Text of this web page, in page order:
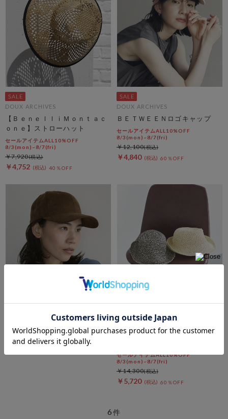
DOUX ARCHIVES
【ＢｅｎｅｌｌｉＭｏｎｔａｃ
ｏｎｅ】ストローハット
セールアイテムALL10%OFF
8/3(mon)~8/7(fri)
￥4,752 40％OFF
￥7,920
DOUX ARCHIVES
ＢＥＴＷＥＥＮロゴキャップ
セールアイテムALL10%OFF
8/3(mon)~8/7(fri)
￥4,840 60％OFF
￥12,100
DOUX ARCHIVES
スエードライクキャップ
￥4,950
DOUX ARCHIVES
セールアイテムALL10%OFF
8/3(mon)~8/7(fri)
￥5,720 60％OFF
￥14,300
6件